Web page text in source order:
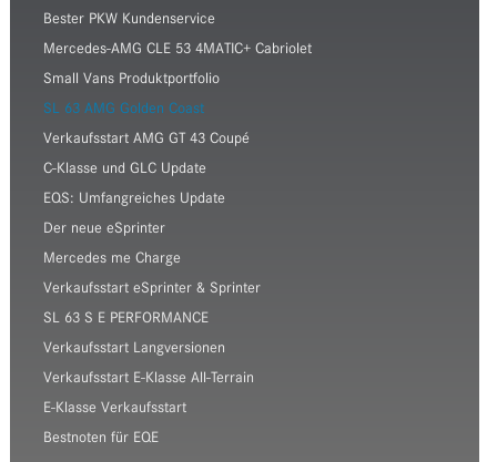
Bester PKW Kundenservice
Mercedes-AMG CLE 53 4MATIC+ Cabriolet
Small Vans Produktportfolio
SL 63 AMG Golden Coast
Verkaufsstart AMG GT 43 Coupé
C-Klasse und GLC Update
EQS: Umfangreiches Update
Der neue eSprinter
Mercedes me Charge
Verkaufsstart eSprinter & Sprinter
SL 63 S E PERFORMANCE
Verkaufsstart Langversionen
Verkaufsstart E-Klasse All-Terrain
E-Klasse Verkaufsstart
Bestnoten für EQE